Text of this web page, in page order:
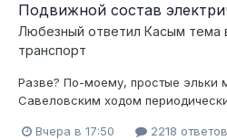
Подвижной состав
Любезный ответил Касым тема
транспорт
Разве? По-моему, простые эльки
Савеловским ходом
Вчера в 17:50 2218 ответов